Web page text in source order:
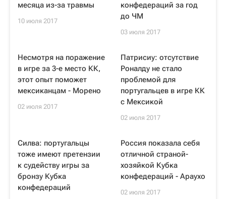
месяца из-за травмы
10 июля 2017
конфедераций за год
до ЧМ
03 июля 2017
Несмотря на поражение
в игре за 3-е место КК,
этот опыт поможет
мексиканцам - Морено
02 июля 2017
Патрисиу: отсутствие
Роналду не стало
проблемой для
португальцев в игре КК
с Мексикой
02 июля 2017
Силва: португальцы
тоже имеют претензии
к судейству игры за
бронзу Кубка
конфедераций
Россия показала себя
отличной страной-
хозяйкой Кубка
конфедераций - Араухо
02 июля 2017